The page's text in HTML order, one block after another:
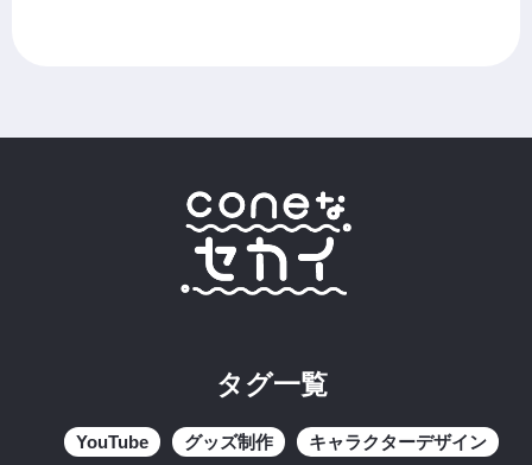
タグ一覧
YouTube グッズ制作 キャラクターデザイン